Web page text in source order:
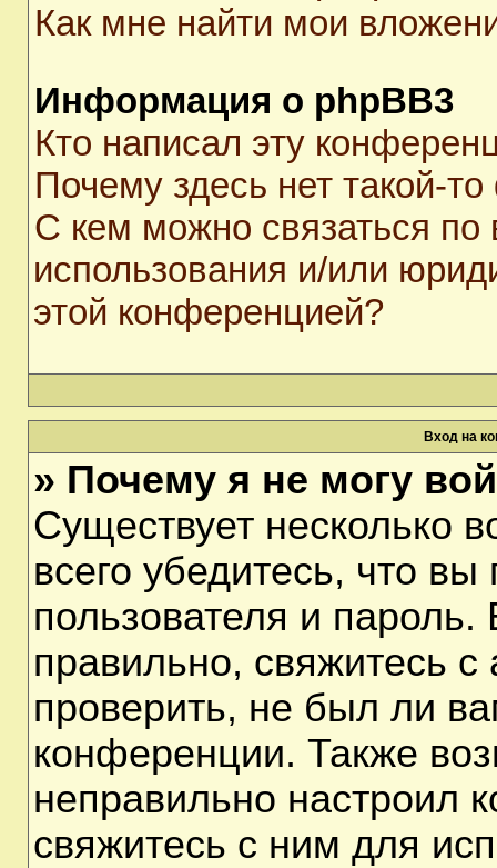
Как мне найти мои
Информация о phpBB3
Кто написал эту
Почему здесь нет такой-
С кем можно связаться по
использования и/или
этой конференцией?
Вход на
» Почему я не могу
Существует несколько
всего убедитесь, что
пользователя и
правильно, свяжитесь
проверить, не был ли
конференции. Также
неправильно настроил
свяжитесь с ним для